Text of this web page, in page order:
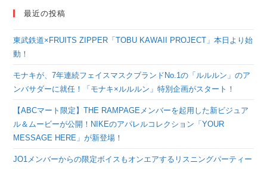
最近の投稿
東武鉄道×FRUITS ZIPPER「TOBU KAWAII PROJECT」本日より始
動！
モナキが、7年連続フェイスマスクブランドNo.1の「ルルルン」のア
ンバサダーに就任！「モナキ×ルルルン」特別企画がスタート！
【ABCマート限定】THE RAMPAGEメンバーを起用した新ビジュア
ル＆ムービーが公開！NIKEのアパレルコレクション「YOUR
MESSAGE HERE」が新登場！
JO1メンバーからの限定ボイスもオンエアするリスニングパーティー